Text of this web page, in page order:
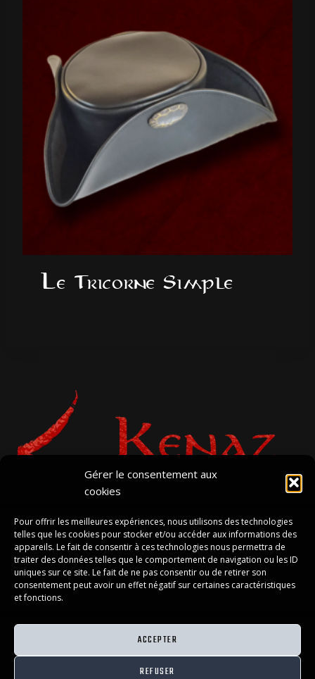
Gérer le consentement aux
cookies
Pour offrir les meilleures expériences, nous utilisons des technologies
telles que les cookies pour stocker et/ou accéder aux informations des
appareils. Le fait de consentir à ces technologies nous permettra de
traiter des données telles que le comportement de navigation ou les ID
uniques sur ce site. Le fait de ne pas consentir ou de retirer son
consentement peut avoir un effet négatif sur certaines caractéristiques
et fonctions.
ACCEPTER
REFUSER
Le Tricorne Simple
POLITIQUE DE COOKIES (UE)
POLITIQUE DE CONFIDENTIALITÉ